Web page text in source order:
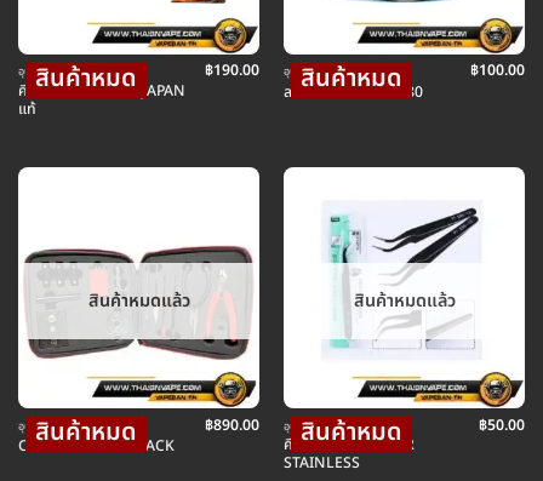
อุปกรณ์ บุหรี่ไฟฟ้า
คีมตัดลวด KAPUSI JAPAN
แท้
฿190.00 อุปกรณ์ บุหรี่ไฟฟ้า
ลวด PIRATE 0.5 NI80
฿100.00
สินค้าหมดแล้ว
อุปกรณ์ บุหรี่ไฟฟ้า
CM DIY KIT FULL PACK
฿890.00
สินค้าหมดแล้ว
อุปกรณ์ บุหรี่ไฟฟ้า
คีมจัดสำลี TWEEZER
STAINLESS
฿50.00